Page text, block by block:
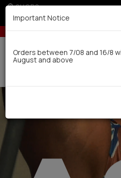
SHOPS
for orders over 100€
Delivery in 7-9
Important Notice
Orders between 7/08 and 16/8
August and above